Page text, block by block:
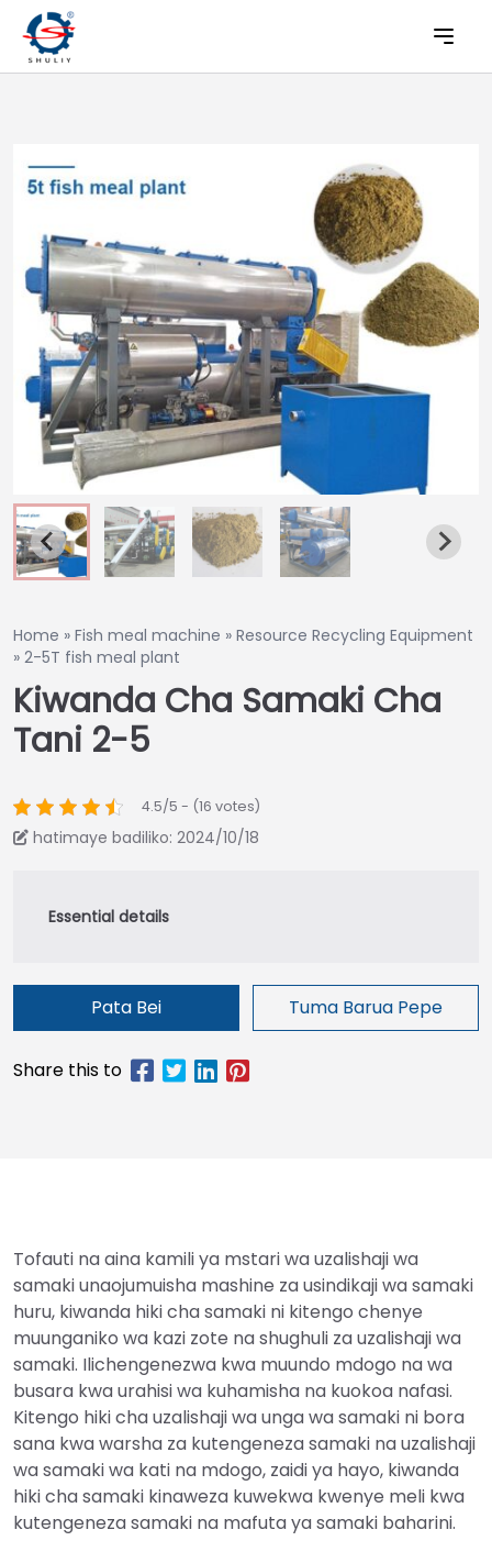
Home » Fish meal machine » Resource Recycling Equipment
» 2-5T fish meal plant
Kiwanda Cha Samaki Cha
Tani 2-5
4.5/5 - (16 votes)
hatimaye badiliko: 2024/10/18
Pata Bei Tuma Barua Pepe
Tofauti na aina kamili ya mstari wa uzalishaji wa
samaki unaojumuisha mashine za usindikaji wa samaki
huru, kiwanda hiki cha samaki ni kitengo chenye
muunganiko wa kazi zote na shughuli za uzalishaji wa
samaki. Ilichengenezwa kwa muundo mdogo na wa
busara kwa urahisi wa kuhamisha na kuokoa nafasi.
Kitengo hiki cha uzalishaji wa unga wa samaki ni bora
sana kwa warsha za kutengeneza samaki na uzalishaji
wa samaki wa kati na mdogo, zaidi ya hayo, kiwanda
hiki cha samaki kinaweza kuwekwa kwenye meli kwa
kutengeneza samaki na mafuta ya samaki baharini.